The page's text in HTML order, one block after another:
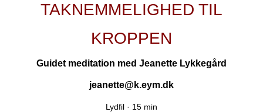
TAKNEMMELIGHED TIL
KROPPEN
Guidet meditation med Jeanette Lykkegård
jeanette@k.eym.dk
Lydfil · 15 min